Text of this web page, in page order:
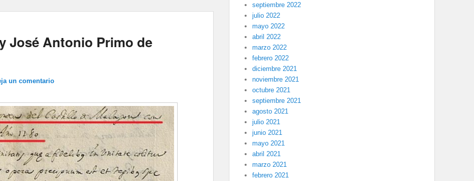
José Antonio Primo de
un comentario
septiembre 2022
julio 2022
mayo 2022
abril 2022
marzo 2022
febrero 2022
diciembre 2021
noviembre 2021
octubre 2021
septiembre 2021
agosto 2021
julio 2021
junio 2021
mayo 2021
abril 2021
marzo 2021
febrero 2021